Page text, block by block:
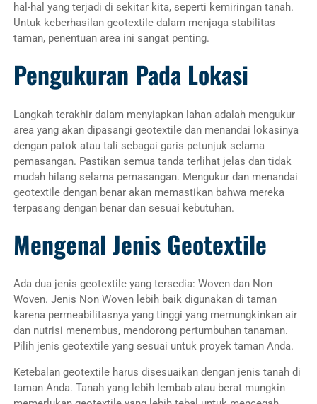
hal-hal yang terjadi di sekitar kita, seperti kemiringan tanah.
Untuk keberhasilan geotextile dalam menjaga stabilitas
taman, penentuan area ini sangat penting.
Pengukuran Pada Lokasi
Langkah terakhir dalam menyiapkan lahan adalah mengukur
area yang akan dipasangi geotextile dan menandai lokasinya
dengan patok atau tali sebagai garis petunjuk selama
pemasangan. Pastikan semua tanda terlihat jelas dan tidak
mudah hilang selama pemasangan. Mengukur dan menandai
geotextile dengan benar akan memastikan bahwa mereka
terpasang dengan benar dan sesuai kebutuhan.
Mengenal Jenis Geotextile
Ada dua jenis geotextile yang tersedia: Woven dan Non
Woven. Jenis Non Woven lebih baik digunakan di taman
karena permeabilitasnya yang tinggi yang memungkinkan air
dan nutrisi menembus, mendorong pertumbuhan tanaman.
Pilih jenis geotextile yang sesuai untuk proyek taman Anda.
Ketebalan geotextile harus disesuaikan dengan jenis tanah di
taman Anda. Tanah yang lebih lembab atau berat mungkin